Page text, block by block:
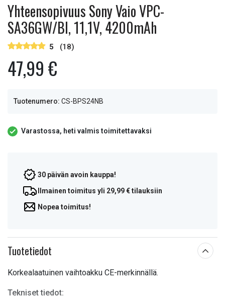
Yhteensopivuus Sony Vaio VPC-
SA36GW/BI, 11,1V, 4200mAh
5 (18)
47,99 €
Tuotenumero: CS-BPS24NB
Varastossa, heti valmis toimitettavaksi
30 päivän avoin kauppa!
Ilmainen toimitus yli 29,99 € tilauksiin
Nopea toimitus!
Tuotetiedot
Korkealaatuinen vaihtoakku CE-merkinnällä.
Tekniset tiedot: